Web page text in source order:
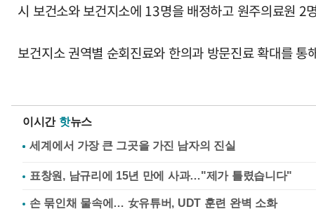
시 보건소와 보건지소에 13명을 배정하고 원주의료원 2
보건지소 권역별 순회진료와 한의과 방문진료 확대를
이시간 핫뉴스
표창원, 남규리에 15년 만에 사과…"제가 틀렸습니다"
손 묶인채 물속에… 女유튜버, UDT 훈련 완벽 소화